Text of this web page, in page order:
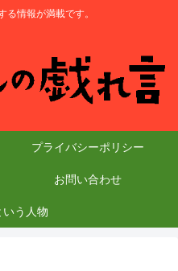
る情報が満載です。
プライバシーポリシー
お問い合わせ
いう人物